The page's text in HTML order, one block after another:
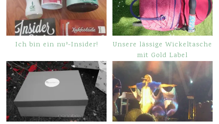
Ich bin ein nu³-Insider!
Unsere lässige Wickeltasche
mit Gold Label